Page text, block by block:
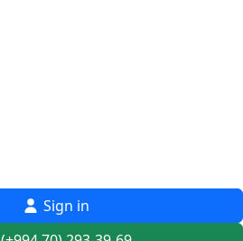
Sign in